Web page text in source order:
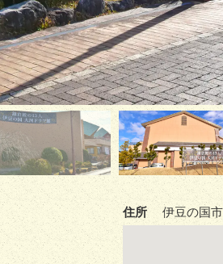
住所 伊豆の国